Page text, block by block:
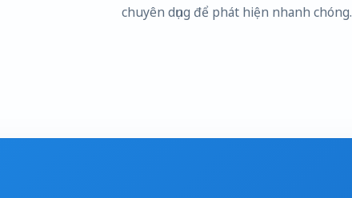
chuyên dụng để phát hiện nhanh chóng.